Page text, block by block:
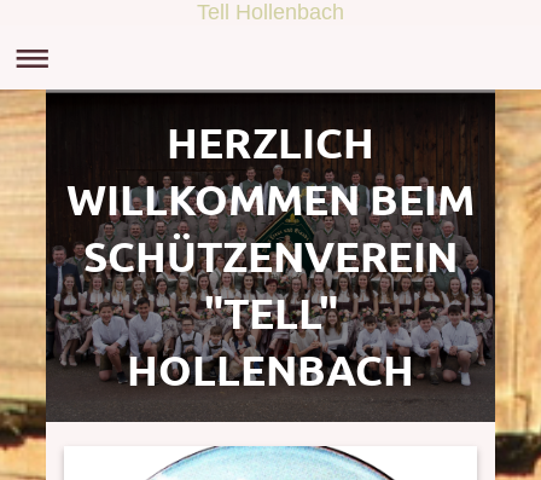
Tell Hollenbach
HERZLICH
WILLKOMMEN BEIM
SCHÜTZENVEREIN
"TELL"
HOLLENBACH